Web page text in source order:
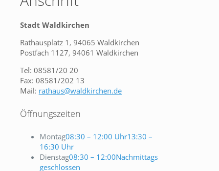
Stadt Waldkirchen
Rathausplatz 1, 94065 Waldkirchen
Postfach 1127, 94061 Waldkirchen
Tel: 08581/20 20
Fax: 08581/202 13
Mail: rathaus@waldkirchen.de
Öffnungszeiten
Montag08:30 – 12:00 Uhr13:30 –
16:30 Uhr
Dienstag08:30 – 12:00Nachmittags
geschlossen